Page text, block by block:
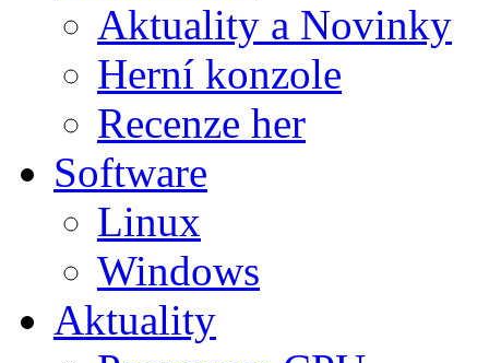
Aktuality a Novinky
Herní konzole
Recenze her
Software
Linux
Windows
Aktuality